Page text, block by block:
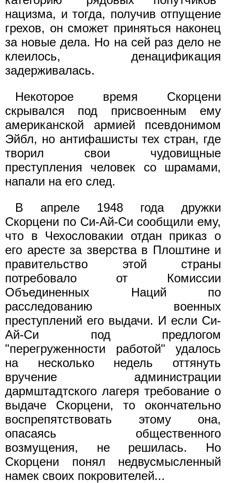
нацизма, и тогда, получив отпущение
грехов, он сможет приняться наконец
за новые дела. Но на сей раз дело не
клеилось, денацификация
задерживалась.
Некоторое время Скорцени
скрывался под присвоенным ему
американской армией псевдонимом
Эйбл, но антифашисты тех стран, где
творил свои чудовищные
преступления человек со шрамами,
напали на его след.
В апреле 1948 года дружки
Скорцени по Си-Ай-Си сообщили ему,
что в Чехословакии отдан приказ о
его аресте за зверства в Плоштине и
правительство этой страны
потребовало от Комиссии
Объединенных Наций по
расследованию военных
преступлений его выдачи. И если Си-
Ай-Си под предлогом
"перегруженности работой" удалось
на несколько недель оттянуть
вручение администрации
дармштадтского лагеря требование о
выдаче Скорцени, то окончательно
воспрепятствовать этому она,
опасаясь общественного
возмущения, не решилась. Но
Скорцени понял недвусмысленный
намек своих покровителей...